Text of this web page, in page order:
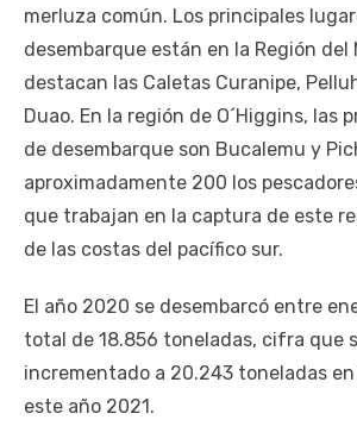
merluza común. Los principales
desembarque están en la Región del
destacan las Caletas Curanipe,
Duao. En la región de O´Higgins, las
de desembarque son Bucalemu y
aproximadamente 200 los
que trabajan en la captura de este
de las costas del pacífico sur.
El año 2020 se desembarcó entre
total de 18.856 toneladas, cifra que
incrementado a 20.243 toneladas
este año 2021.